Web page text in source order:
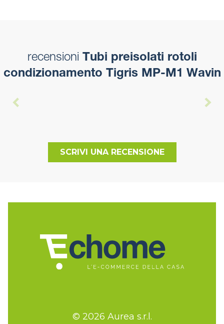
recensioni Tubi preisolati rotoli
condizionamento Tigris MP-M1 Wavin
SCRIVI UNA RECENSIONE
© 2026 Aurea s.r.l.